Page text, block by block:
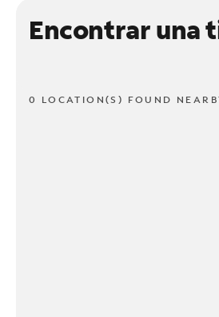
Encontrar una
0 LOCATION(S) FOUND